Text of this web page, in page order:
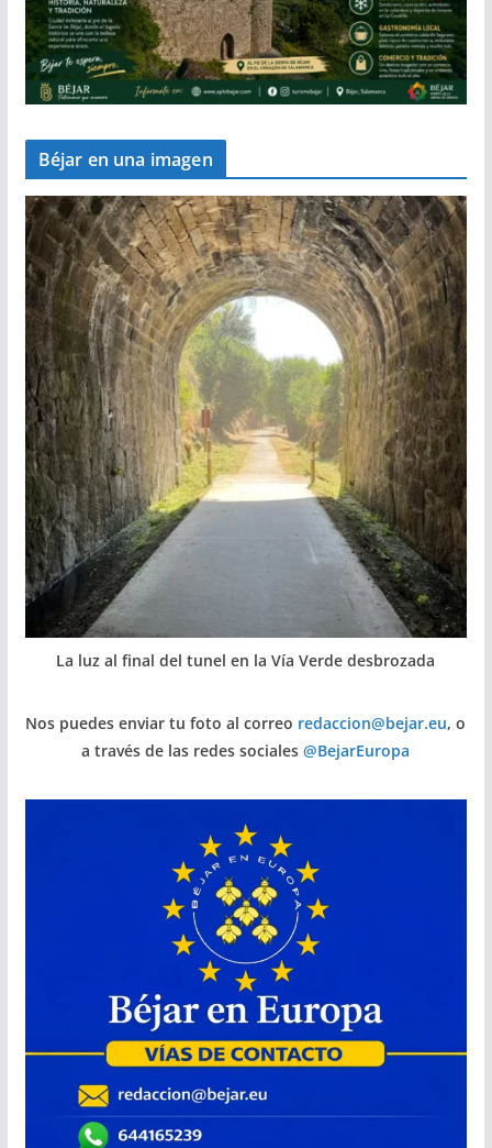
Béjar en una imagen
La luz al final del tunel en la Vía Verde desbrozada
Nos puedes enviar tu foto al correo redaccion@bejar.eu, o
a través de las redes sociales@BejarEuropa